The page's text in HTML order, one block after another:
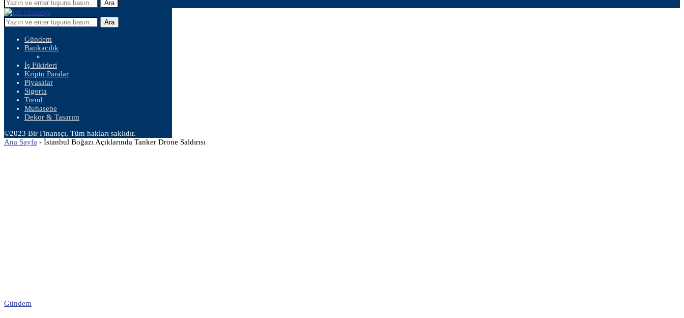
Ara
Ara
Gündem
Bankacılık
İş Fikirleri
Kripto Paralar
Piyasalar
Sigorta
Trend
Muhasebe
Dekor & Tasarım
©2023 Bir Finansçı, Tüm hakları saklıdır.
Ana Sayfa - İstanbul Boğazı Açıklarında Tanker Drone Saldırısı
Gündem